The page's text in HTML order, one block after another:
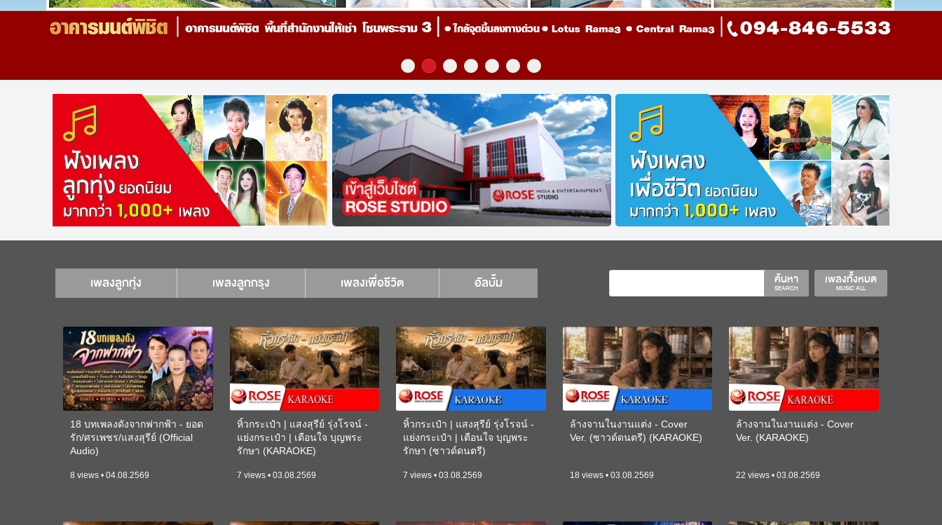
เพลงลูกทุ่ง เพลงลูกกรุง เพลงเพื่อชีวิต อัลบั้ม เพลงทั้งหมด
MUSIC ALL
ค้นหา
SEARCH
18 บทเพลงดังจากฟากฟ้า - ยอด
รัก/ศรเพชร/แสงสุรีย์ (Official
Audio)
8 views • 04.08.2569
หิ้วกระเป๋า | แสงสุรีย์ รุ่งโรจน์ -
แย่งกระเป๋า | เตือนใจ บุญพระ
รักษา (KARAOKE)
7 views • 03.08.2569
หิ้วกระเป๋า | แสงสุรีย์ รุ่งโรจน์ -
แย่งกระเป๋า | เตือนใจ บุญพระ
รักษา (ซาวด์ดนตรี)
7 views • 03.08.2569
ล้างจานในงานแต่ง - Cover
Ver. (ซาวด์ดนตรี) (KARAOKE)
18 views • 03.08.2569
ล้างจานในงานแต่ง - Cover
Ver. (KARAOKE)
22 views • 03.08.2569